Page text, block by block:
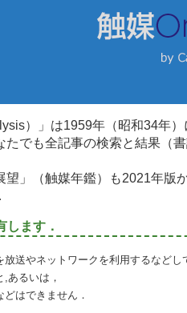
）」は1959年（昭和34年
たでも全記事の検索と結果（
望」（触媒年鑑）も2021年
します．
送やネットワークを利用するなど
あるいは，
はできません．